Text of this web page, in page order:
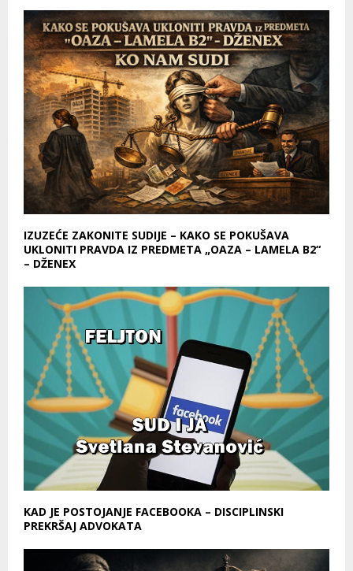
IZUZEĆE ZAKONITE SUDIJE – KAKO SE POKUŠAVA
UKLONITI PRAVDA IZ PREDMETA „OAZA – LAMELA B2“
– DŽENEX
KAD JE POSTOJANJE FACEBOOKA – DISCIPLINSKI
PREKRŠAJ ADVOKATA